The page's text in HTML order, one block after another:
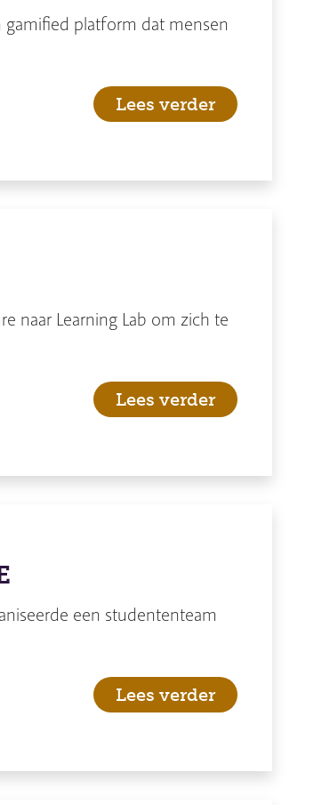
gamified platform dat mensen
Lees verder
naar Learning Lab om zich te
Lees verder
een studententeam
Lees verder